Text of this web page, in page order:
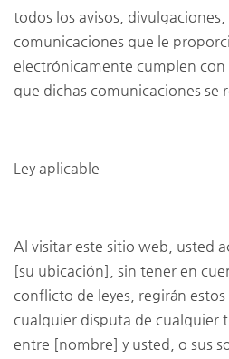
todos los avisos,
comunicaciones que le
electrónicamente cumplen con
que dichas comunicaciones se
Ley aplicable
Al visitar este sitio web, usted
[su ubicación], sin tener en
conflicto de leyes, regirán
cualquier disputa de cualquier
entre [nombre] y usted, o sus